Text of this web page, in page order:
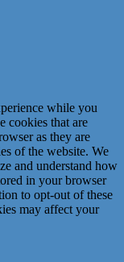
while you
cookies that are
as they are
of the website. We
and understand how
in your browser
to opt-out of these
may affect your